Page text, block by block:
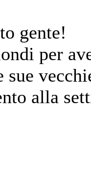
gente!
per
sue
alla